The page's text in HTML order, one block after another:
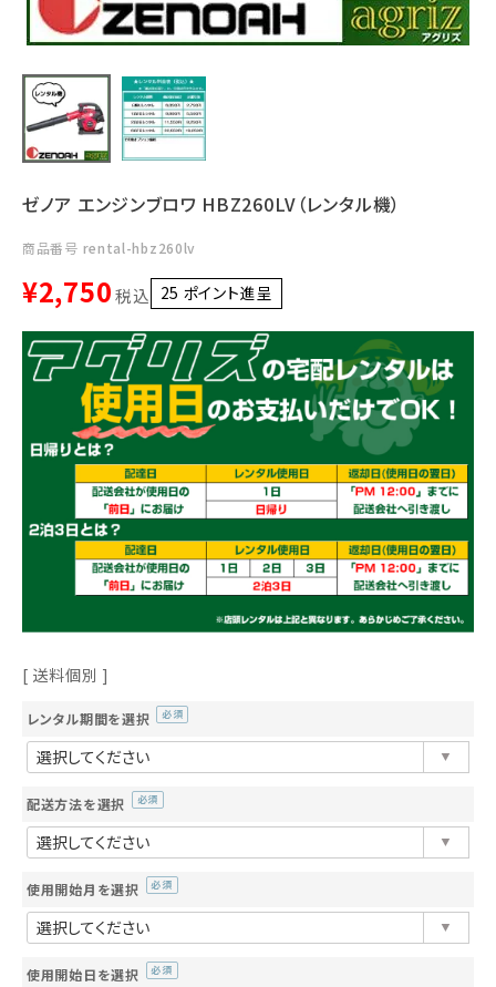
メールでのお問い合わせ
info@agriz.net
FAXでのご注文
ゼノア エンジンブロワ HBZ260LV（レンタル機）
商品番号 rental-hbz260lv
¥2,750 税込 25 ポイント進呈 ]
送料個別
レンタル期間を選択
配送方法を選択
須)
使用開始月を選択
須)
使用開始日を選択